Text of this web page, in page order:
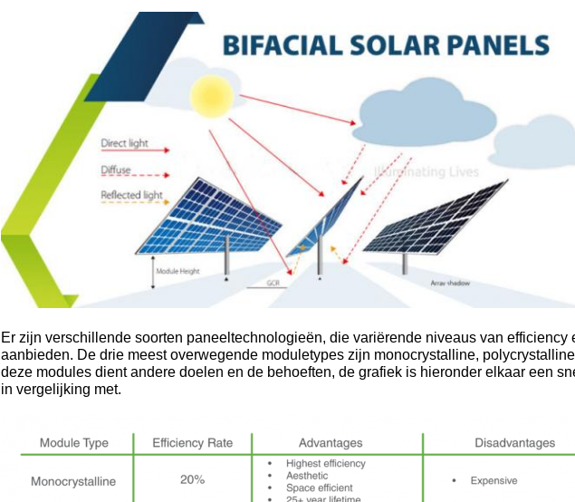
Er zijn verschillende soorten paneeltechnologieën, die variërende niveaus van efficiency
aanbieden. De drie meest overwegende moduletypes zijn monocrystalline,
deze modules dient andere doelen en de behoeften, de grafiek is hieronder elkaar een
in vergelijking met.